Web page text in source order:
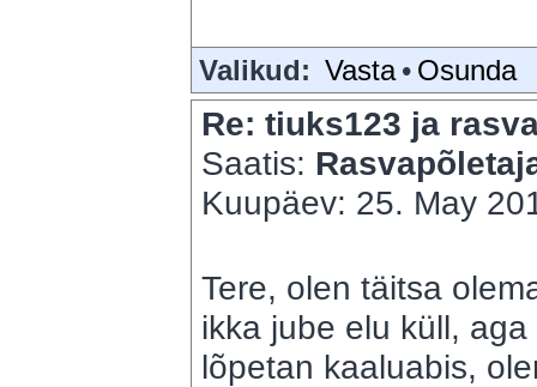
Valikud: Vasta • Osunda
Re: tiuks123 ja
Saatis:
Kuupäev: 25. May
Tere, olen täitsa
ikka jube elu küll,
lõpetan kaaluabis,